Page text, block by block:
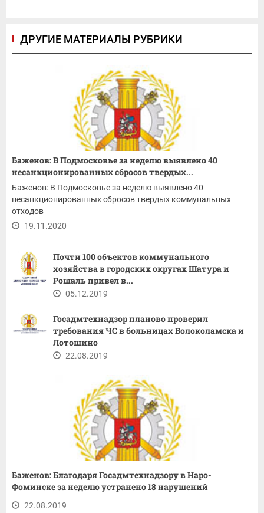
ДРУГИЕ МАТЕРИАЛЫ РУБРИКИ
Баженов: В Подмосковье за неделю выявлено 40
несанкционированных сбросов твердых...
Баженов: В Подмосковье за неделю выявлено 40
несанкционированных сбросов твердых коммунальных
отходов
19.11.2020
Почти 100 объектов коммунального
хозяйства в городских округах Шатура и
Рошаль привел в...
05.12.2019
Госадмтехнадзор планово проверил
требования ЧС в больницах Волоколамска и
Лотошино
22.08.2019
Баженов: Благодаря Госадмтехнадзору в Наро-
Фоминске за неделю устранено 18 нарушений
22.08.2019